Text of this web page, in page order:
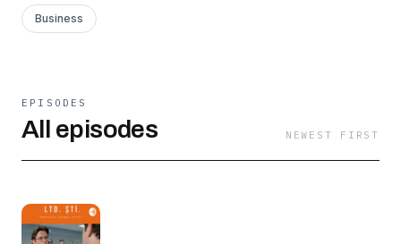
Business
EPISODES
All episodes NEWEST FIRST